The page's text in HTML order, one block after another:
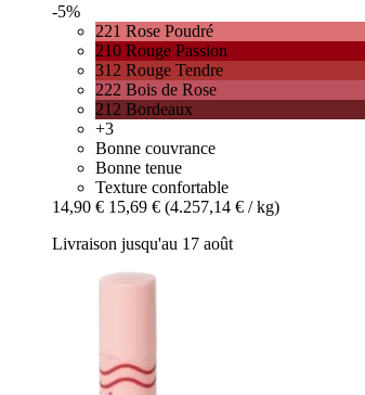
-5%
221 Rose Poudré
210 Rouge Passion
312 Rouge Tendre
222 Bois de Rose
212 Bordeaux
+3
Bonne couvrance
Bonne tenue
Texture confortable
14,90 € 15,69 € (4.257,14 € / kg)
Livraison jusqu'au 17 août